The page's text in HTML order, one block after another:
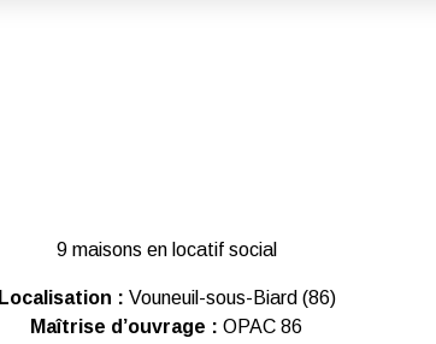
9 maisons en locatif social
Localisation : Vouneuil-sous-Biard (86)
Maîtrise d’ouvrage : OPAC 86